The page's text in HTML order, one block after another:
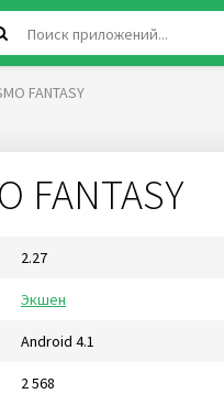
FANTASY
FANTASY
2.27
Экшен
Android 4.1
2 568